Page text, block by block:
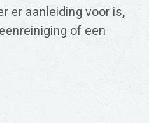
er aanleiding voor is,
of een